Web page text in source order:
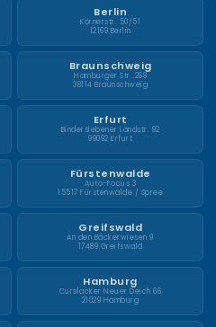
Berlin
Körnerstr. 50/51
12169 Berlin
Braunschweig
Hamburger Str. 268
38114 Braunschweig
Erfurt
Binderslebener Landstr. 92
99092 Erfurt
Fürstenwalde
Auto-Focus 3
15517 Fürstenwalde / Spree
Greifswald
An den Bäckerwiesen 9
17489 Greifswald
Hamburg
Curslacker Neuer Deich 66
21029 Hamburg